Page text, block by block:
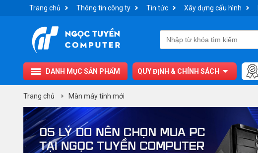
Trang chủ Thông tin công ty Tin tức Xây dựng cấu hình
DANH MỤC SẢN PHẨM QUY ĐỊNH & CHÍNH SÁCH
Trang chủ Màn máy tính mới